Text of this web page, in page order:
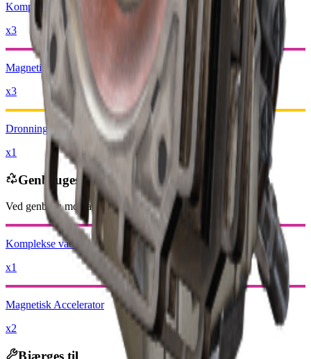
Komplekse våbendele
x3
Magnetisk Accelerator
x3
Dronningereaktor
x1
Genbruges til
Ved genbrug modtager du -13500 mindre Raider-mønter
Komplekse våbendele
x1
Magnetisk Accelerator
x2
Bjærges til